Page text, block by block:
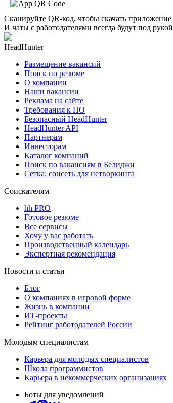
Сканируйте QR-код, чтобы скачать приложение
И чаты с работодателями всегда будут под рукой
HeadHunter
Размещение вакансий
Поиск по резюме
О компании
Наши вакансии
Реклама на сайте
Требования к ПО
Безопасный HeadHunter
HeadHunter API
Партнерам
Инвесторам
Каталог компаний
Поиск по вакансиям в Белиджи
Сетка: соцсеть для нетворкинга
Соискателям
hh PRO
Готовое резюме
Все сервисы
Хочу у вас работать
Производственный календарь
Экспертная рекомендация
Новости и статьи
Блог
О компаниях в игровой форме
Жизнь в компании
ИТ-проекты
Рейтинг работодателей России
Молодым специалистам
Карьера для молодых специалистов
Школа программистов
Карьера в некоммерческих организациях
Боты для уведомлений